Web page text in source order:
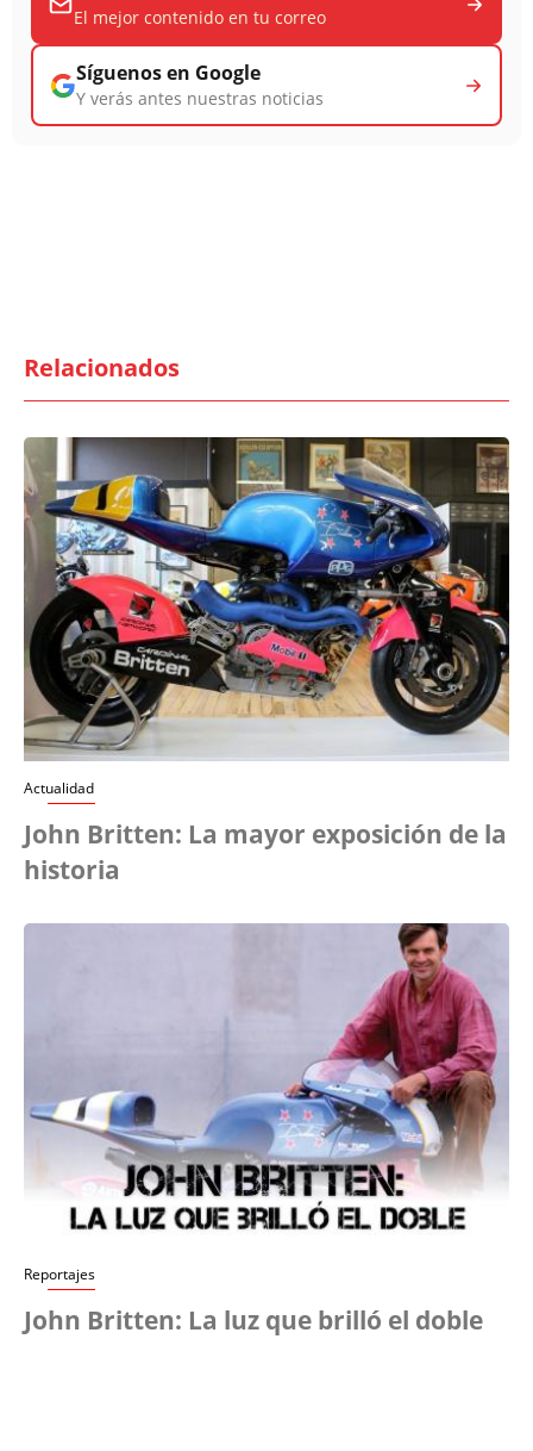
El mejor contenido en tu correo
Síguenos en Google
Y verás antes nuestras noticias
Relacionados
Actualidad
John Britten: La mayor exposición de la
historia
Reportajes
John Britten: La luz que brilló el doble